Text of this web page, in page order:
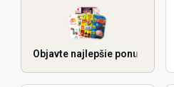
Objavte najlepšie ponuky